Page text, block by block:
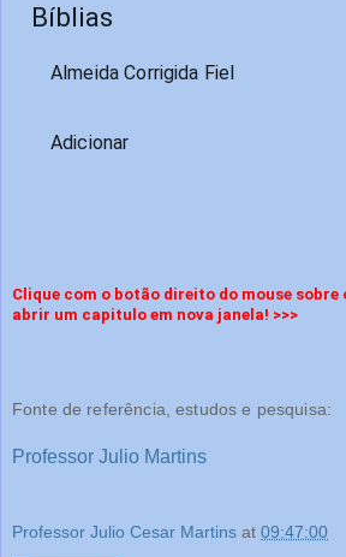
Bíblias
Almeida Corrigida Fiel
Adicionar
Clique com o botão direito do mouse sobre
abrir um capitulo em nova janela! >>>
Fonte de referência, estudos e pesquisa:
Professor Julio Martins
Professor Julio Cesar Martins at 09:47:00